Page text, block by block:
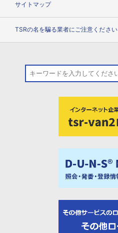
サイトマップ
TSRの名を騙る業者にご注意ください